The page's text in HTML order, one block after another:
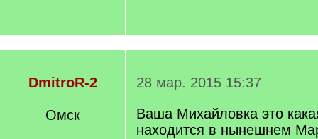
DmitroR-2
Омск
28 мар. 2015 15:37
Ваша Михайловка это
находится в нынешнем